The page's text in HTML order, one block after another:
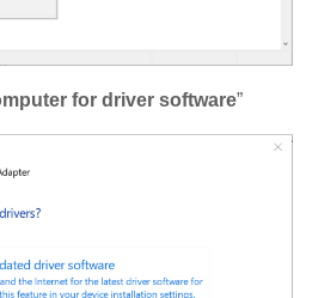
for driver software”